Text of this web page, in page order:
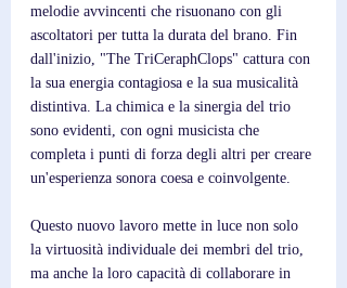
melodie avvincenti che risuonano con gli
ascoltatori per tutta la durata del brano. Fin
dall'inizio, "The TriCeraphClops" cattura con
la sua energia contagiosa e la sua musicalità
distintiva. La chimica e la sinergia del trio
sono evidenti, con ogni musicista che
completa i punti di forza degli altri per creare
un'esperienza sonora coesa e coinvolgente.
Questo nuovo lavoro mette in luce non solo
la virtuosità individuale dei membri del trio,
ma anche la loro capacità di collaborare in